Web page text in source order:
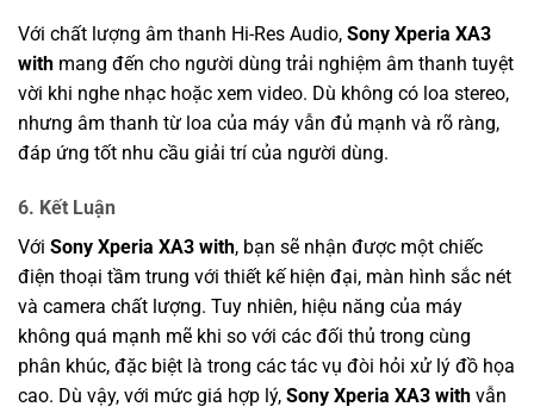
Với chất lượng âm thanh Hi-Res Audio, Sony Xperia XA3
with mang đến cho người dùng trải nghiệm âm thanh tuyệt
vời khi nghe nhạc hoặc xem video. Dù không có loa stereo,
nhưng âm thanh từ loa của máy vẫn đủ mạnh và rõ ràng,
đáp ứng tốt nhu cầu giải trí của người dùng.
6. Kết Luận
Với Sony Xperia XA3 with, bạn sẽ nhận được một chiếc
điện thoại tầm trung với thiết kế hiện đại, màn hình sắc nét
và camera chất lượng. Tuy nhiên, hiệu năng của máy
không quá mạnh mẽ khi so với các đối thủ trong cùng
phân khúc, đặc biệt là trong các tác vụ đòi hỏi xử lý đồ họa
cao. Dù vậy, với mức giá hợp lý, Sony Xperia XA3 with vẫn